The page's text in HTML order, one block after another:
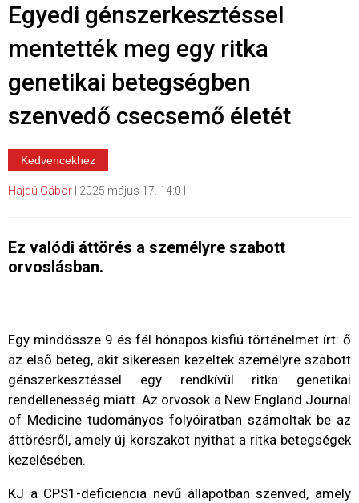
Egyedi génszerkesztéssel
mentették meg egy ritka
genetikai betegségben
szenvedő csecsemő életét
Kedvencekhez
Hajdú Gábor 2025 május 17. 14:01
Ez valódi áttörés a személyre szabott
orvoslásban.
Egy mindössze 9 és fél hónapos kisfiú történelmet írt: ő
az első beteg, akit sikeresen kezeltek személyre szabott
génszerkesztéssel egy rendkívül ritka genetikai
rendellenesség miatt. Az orvosok a New England Journal
of Medicine tudományos folyóiratban számoltak be az
áttörésről, amely új korszakot nyithat a ritka betegségek
kezelésében.
KJ a CPS1-deficiencia nevű állapotban szenved, amely